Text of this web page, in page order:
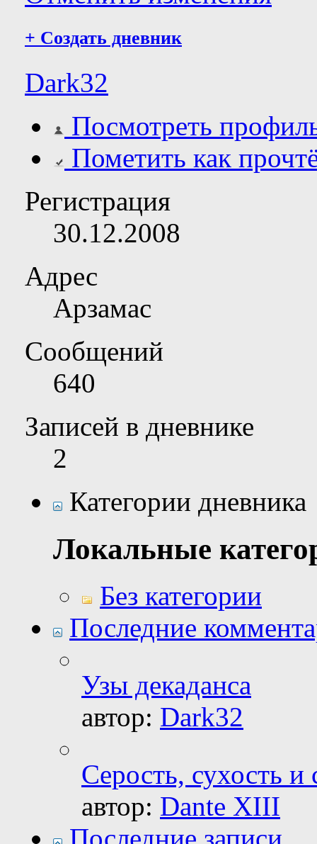
+ Создать дневник
Dark32
Посмотреть
Пометить как
Регистрация
30.12.2008
Адрес
Арзамас
Сообщений
640
Записей в дневнике
2
Категории дневника
Локальные
Без категории
Последние
Узы декаданса
автор: Dark32
Серость, сухость и
автор: Dante XIII